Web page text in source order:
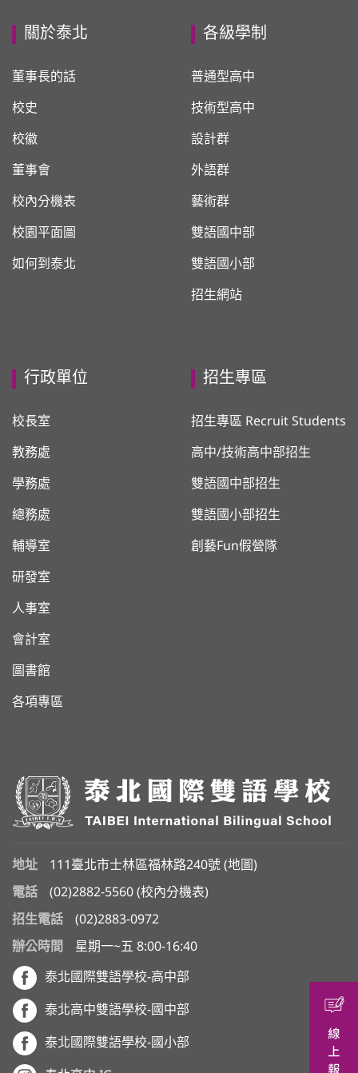
關於泰北
董事長的話
校史
校徽
董事會
校內分機表
校園平面圖
如何到泰北
各級學制
普通型高中
技術型高中
設計群
外語群
藝術群
雙語國中部
雙語國小部
招生網站
行政單位
校長室
教務處
學務處
總務處
輔導室
研發室
人事室
會計室
圖書館
各項專區
招生專區
招生專區 Recruit Students
高中/技術高中部招生
雙語國中部招生
雙語國小部招生
創藝Fun假營隊
地址 111臺北市士林區福林路240號 (地圖 )
電話
(02)2882-5560 (校內分機表)
招生電話
(02)2883-0972
辦公時間
星期一~五 8:00-16:40
泰北國際雙語學校-高中部
泰北高中雙語學校-國中部
泰北國際雙語學校-國小部